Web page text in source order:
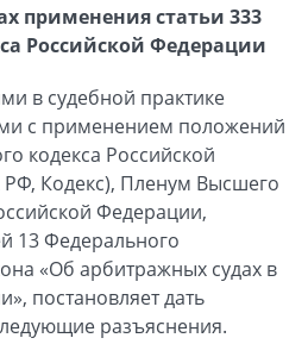
применения статьи 333
Российской Федерации
в судебной практике
с применением положений
кодекса Российской
Кодекс), Пленум Высшего
Федерации,
13 Федерального
«Об арбитражных судах в
постановляет дать
разъяснения.